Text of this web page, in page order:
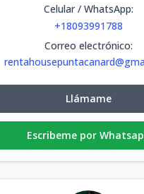
Celular / WhatsApp:
+18093991788
Correo electrónico:
Llámame
Escribeme por